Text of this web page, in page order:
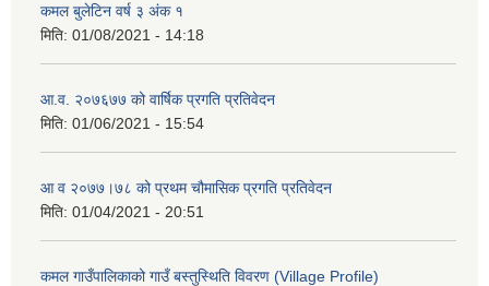
कमल बुलेटिन वर्ष ३ अंक १
मिति: 01/08/2021 - 14:18
आ.व. २०७६७७ को वार्षिक प्रगति प्रतिवेदन
मिति: 01/06/2021 - 15:54
आ व २०७७।७८ को प्रथम चौमासिक प्रगति प्रतिवेदन
मिति: 01/04/2021 - 20:51
कमल गाउँपालिकाको गाउँ बस्तुस्थिति विवरण (Village Profile)